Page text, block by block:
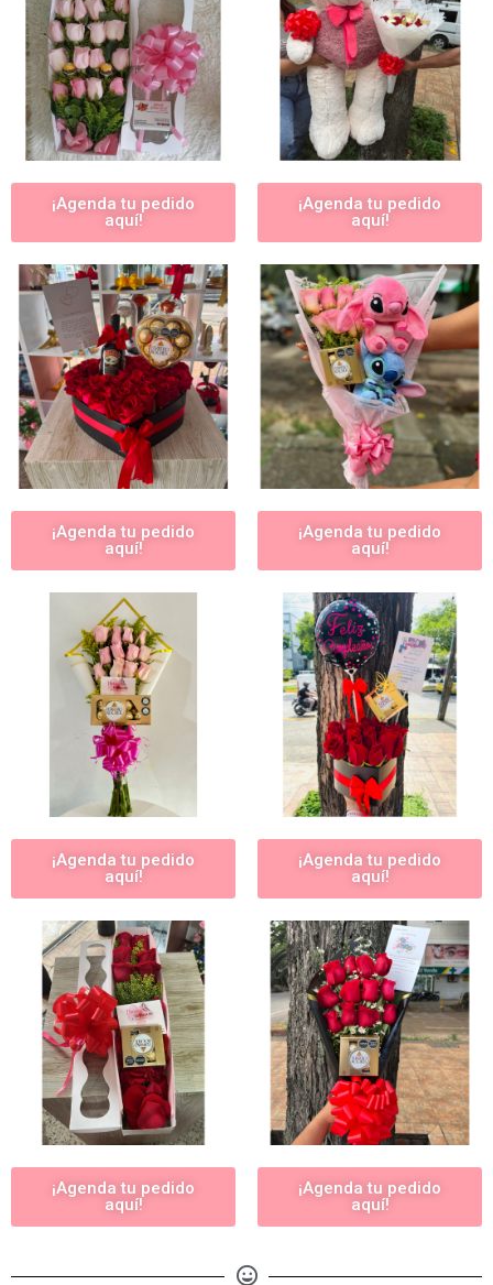
¡Agenda tu pedido
aquí!
¡Agenda tu pedido
aquí!
¡Agenda tu pedido
aquí!
¡Agenda tu pedido
aquí!
¡Agenda tu pedido
aquí!
¡Agenda tu pedido
aquí!
¡Agenda tu pedido
aquí!
¡Agenda tu pedido
aquí!